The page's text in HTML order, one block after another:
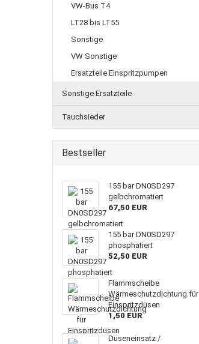
VW-Bus T4
LT28 bis LT55
Sonstige
VW Sonstige
Ersatzteile Einspritzpumpen
Sonstige Ersatzteile
Tauchsieder
Bestseller
155 bar DN0SD297
gelbchromatiert
67,50 EUR
155 bar DN0SD297
phosphatiert
52,50 EUR
Flammscheibe
Wärmeschutzdichtung für
Einspritzdüsen
1,50 EUR
Düseneinsatz /